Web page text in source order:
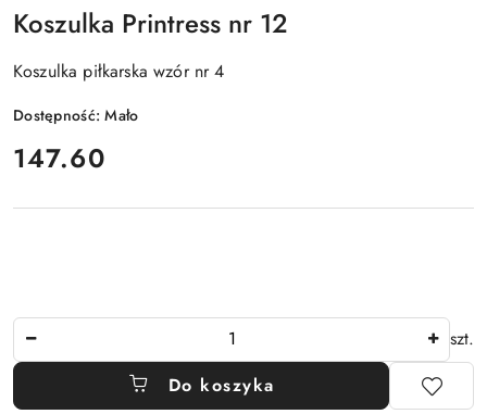
Koszulka Printress nr 12
Koszulka piłkarska wzór nr 4
Dostępność:Mało
cena:
147.60
szt.
Do koszyka